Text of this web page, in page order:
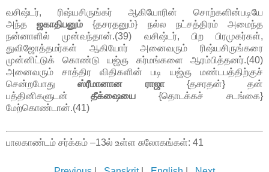
வசிஷ்டர், ரிஷ்யசிருங்கர் ஆகியோரின் சொற்களின்படியே
அந்தஜகாதிபனும் {தசரதனும்} நல்ல நட்சத்திரம் அமைந்த
நன்னாளில் முன்வந்தான்.(39) வசிஷ்டர், பிற பிரமுகர்கள்,
துவிஜோத்தமர்கள் ஆகியோர் அனைவரும் ரிஷ்யசிருங்கரை
முன்னிட்டுக் கொண்டு யஜ்ஞ கர்மங்களை ஆரம்பித்தனர்.(40)
அனைவரும் சாத்திர விதிகளின் படி யஜ்ஞ மண்டபத்திற்குச்
சென்றபோதுஸ்ரீமானான ராஜா{தசரதன்} தன்
பத்தினிகளுடன் தீக்ஷையை {தொடக்கச் சடங்கை}
மேற்கொண்டான்.(41)
பாலகாண்டம் சர்க்கம் –13ல் உள்ள சுலோகங்கள்: 41